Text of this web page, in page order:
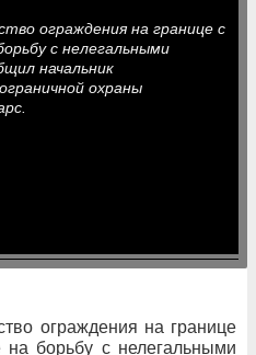
ограждения на границе с
с нелегальными
начальник
охраны
ограждения на границе
борьбу с нелегальными